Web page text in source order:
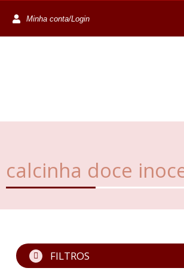
Minha conta/Login
calcinha doce
FILTROS